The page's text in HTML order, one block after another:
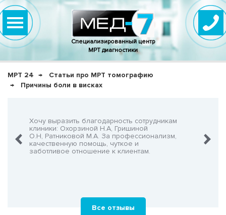
Специализированный центр
МРТ диагностики
МРТ 24
Статьи про МРТ томографию
Причины боли в висках
Хочу выразить благодарность сотрудникам
клиники: Охорзиной Н.А, Гришиной
О.Н, Ратниковой М.А. За профессионализм,
качественную помощь, чуткое и
заботливое отношение к клиентам.
Все отзывы